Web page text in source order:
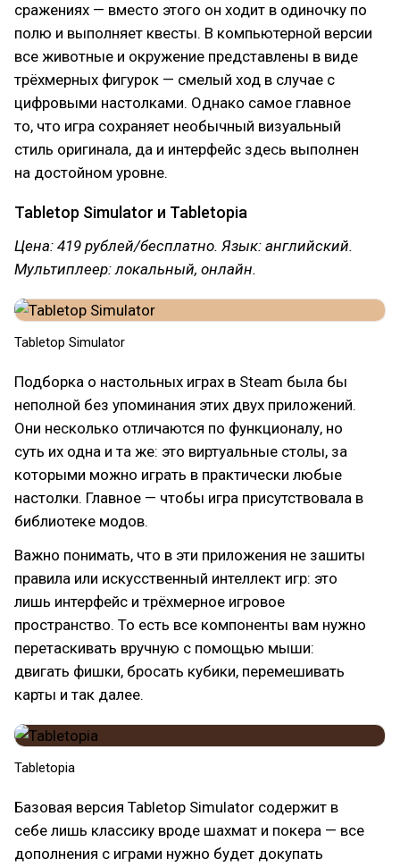
сражениях — вместо этого он ходит в одиночку по
полю и выполняет квесты. В компьютерной версии
все животные и окружение представлены в виде
трёхмерных фигурок — смелый ход в случае с
цифровыми настолками. Однако самое главное
то, что игра сохраняет необычный визуальный
стиль оригинала, да и интерфейс здесь выполнен
на достойном уровне.
Tabletop Simulator и Tabletopia
Цена: 419 рублей/бесплатно. Язык: английский.
Мультиплеер: локальный, онлайн.
Tabletop Simulator
Подборка о настольных играх в Steam была бы
неполной без упоминания этих двух приложений.
Они несколько отличаются по функционалу, но
суть их одна и та же: это виртуальные столы, за
которыми можно играть в практически любые
настолки. Главное — чтобы игра присутствовала в
библиотеке модов.
Важно понимать, что в эти приложения не зашиты
правила или искусственный интеллект игр: это
лишь интерфейс и трёхмерное игровое
пространство. То есть все компоненты вам нужно
перетаскивать вручную с помощью мыши:
двигать фишки, бросать кубики, перемешивать
карты и так далее.
Tabletopia
Базовая версия Tabletop Simulator содержит в
себе лишь классику вроде шахмат и покера — все
дополнения с играми нужно будет докупать